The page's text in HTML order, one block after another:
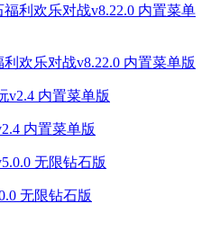
欢乐对战v8.22.0 内置菜单版
内置菜单版
无限钻石版